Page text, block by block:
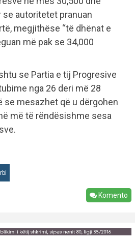
se autoritetet pranuan
megjithëse “të dhënat e
më pak se 34,000
se Partia e tij Progresive
nga 26 deri më 28
se mesazhet që u dërgohen
më të rëndësishme sesa
Komento